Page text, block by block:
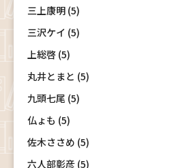
三上康明 (5)
三沢ケイ (5)
上総啓 (5)
丸井とまと (5)
九頭七尾 (5)
仏ょも (5)
佐木ささめ (5)
六人部彰彦 (5)